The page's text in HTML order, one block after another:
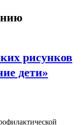
рисунков
дети»